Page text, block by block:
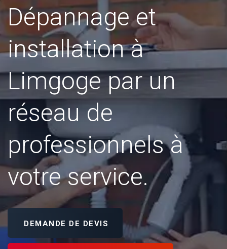
Dépannage et
installation à
Limgoge par un
réseau de
professionnels à
votre service.
DEMANDE DE DEVIS